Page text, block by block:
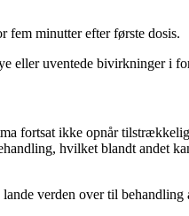
fem minutter efter første dosis.
eller uventede bivirkninger i
fortsat ikke opnår
hvilket blandt andet
verden over til